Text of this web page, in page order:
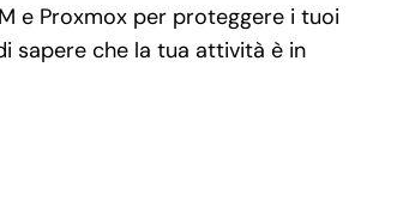
e Proxmox per proteggere i tuoi
sapere che la tua attività è in